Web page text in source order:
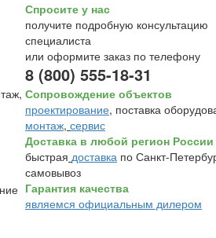
Спросите у нас
получите подробную консультацию
специалиста
или оформите заказ по телефону
8 (800) 555-18-31
Сопровождение объектов
проектирование, поставка
монтаж, сервис
Доставка в любой регион России
быстрая доставка по Санкт-
самовывоз
Гарантия качества
являемся официальным дилером